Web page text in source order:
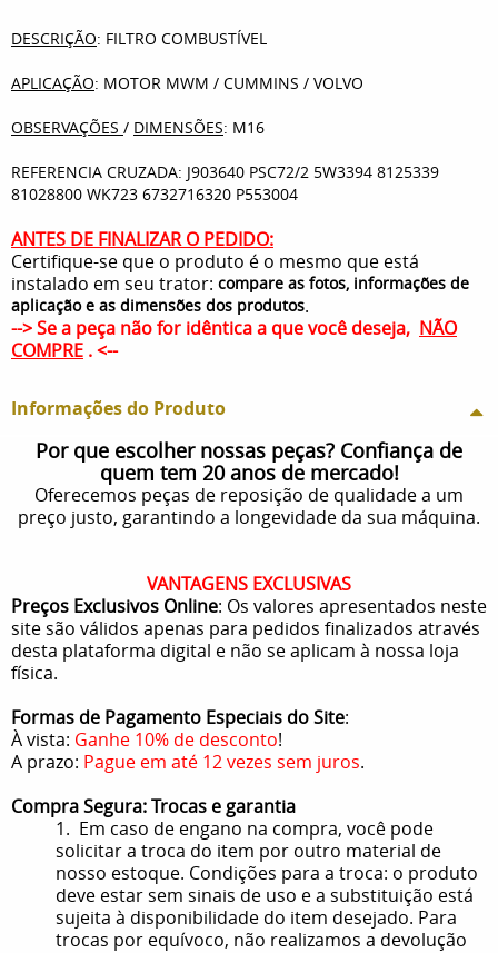
DESCRIÇÃO: FILTRO COMBUSTÍVEL
APLICAÇÃO: MOTOR MWM / CUMMINS / VOLVO
OBSERVAÇÕES / DIMENSÕES: M16
REFERENCIA CRUZADA: J903640 PSC72/2 5W3394 8125339
81028800 WK723 6732716320 P553004
ANTES DE FINALIZAR O PEDIDO:
Certifique-se que o produto é o mesmo que está
instalado em seu trator: compare as fotos, informações de
aplicação e as dimensões dos produtos.
--> Se a peça não for idêntica a que você deseja, NÃO
COMPRE . <--
Informações do Produto
Por que escolher nossas peças? Confiança de
quem tem 20 anos de mercado!
Oferecemos peças de reposição de qualidade a um
preço justo, garantindo a longevidade da sua máquina.
VANTAGENS EXCLUSIVAS
Preços Exclusivos Online: Os valores apresentados neste
site são válidos apenas para pedidos finalizados através
desta plataforma digital e não se aplicam à nossa loja
física.
Formas de Pagamento Especiais do Site:
À vista: Ganhe 10% de desconto!
A prazo: Pague em até 12 vezes sem juros.
Compra Segura: Trocas e garantia
1. Em caso de engano na compra, você pode
solicitar a troca do item por outro material de
nosso estoque. Condições para a troca: o produto
deve estar sem sinais de uso e a substituição está
sujeita à disponibilidade do item desejado. Para
trocas por equívoco, não realizamos a devolução